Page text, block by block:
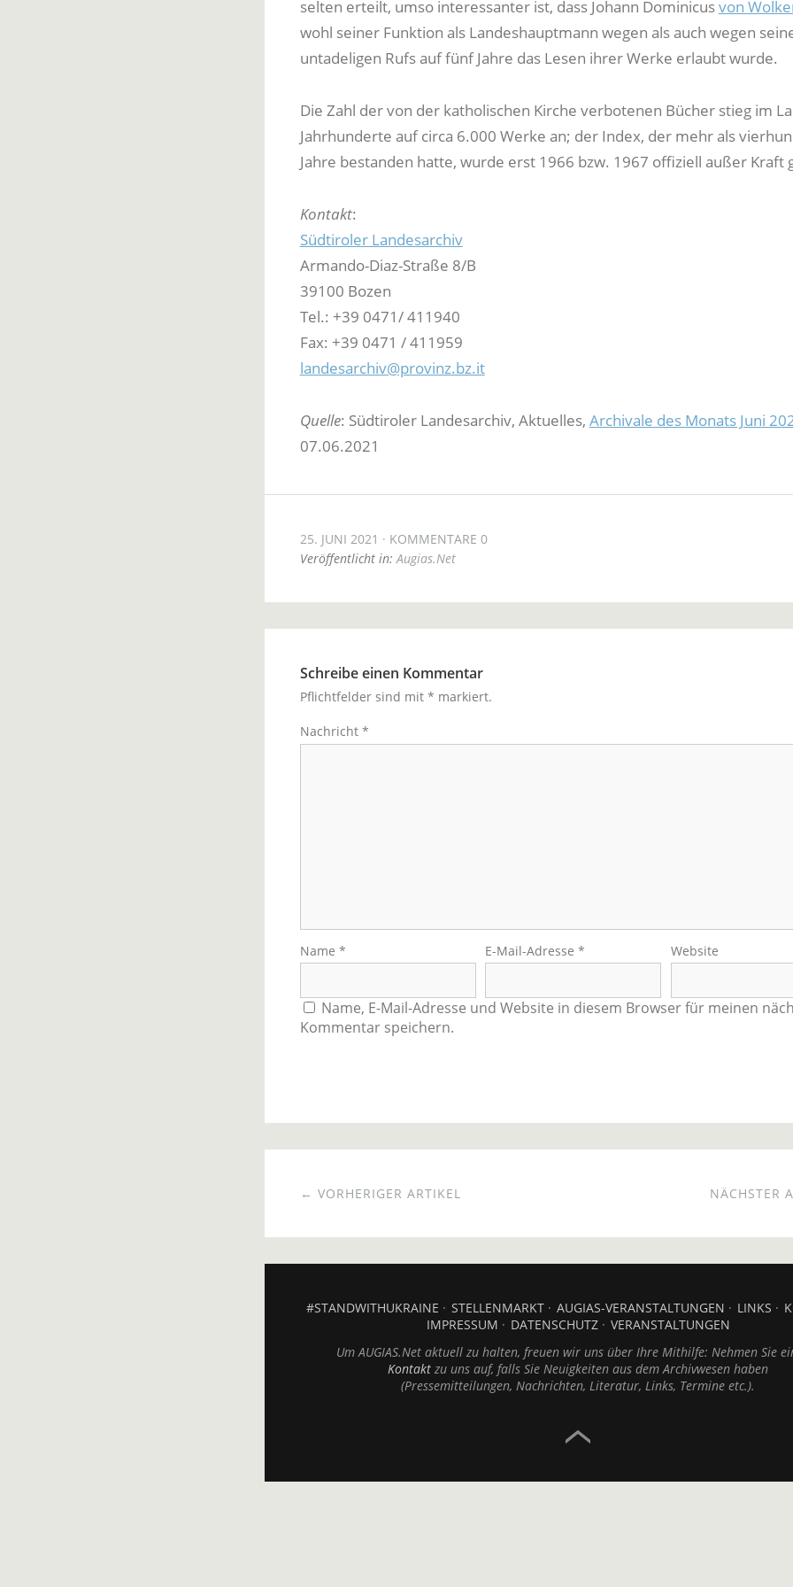
selten erteilt, umso interessanter ist, dass Johann Dominicusvon
wohl seiner Funktion als Landeshauptmann wegen als auch wegen
untadeligen Rufs auf fünf Jahre das Lesen ihrer Werke erlaubt wurde.
Die Zahl der von der katholischen Kirche verbotenen Bücher stieg im
Jahrhunderte auf circa 6.000 Werke an; der Index, der mehr als
Jahre bestanden hatte, wurde erst 1966 bzw. 1967 offiziell außer Kraft
Kontakt:
Südtiroler Landesarchiv
Armando-Diaz-Straße 8/B
39100 Bozen
Tel.: +39 0471/ 411940
Fax: +39 0471 / 411959
landesarchiv@provinz.bz.it
Quelle: Südtiroler Landesarchiv, Aktuelles, Archivale des Monats Juni
07.06.2021
25. JUNI 2021
KOMMENTARE 0
Veröffentlicht in:Augias.Net
Schreibe einen Kommentar
Pflichtfelder sind mit * markiert.
Nachricht *
Name * E-Mail-Adresse* Website
Name, E-Mail-Adresse und Website in diesem Browser für meinen
Kommentar speichern.
NÄCHSTER
← VORHERIGER ARTIKEL
#STANDWITHUKRAINE STELLENMARKT AUGIAS-VERANSTALTUNGEN LINKS
IMPRESSUM
DATENSCHUTZ
VERANSTALTUNGEN
Um AUGIAS.Net aktuell zu halten, freuen wir uns über Ihre Mithilfe: Nehmen Sie
Kontakt zu uns auf, falls Sie Neuigkeiten aus dem Archivwesen haben
(Pressemitteilungen, Nachrichten, Literatur, Links, Termine etc.).